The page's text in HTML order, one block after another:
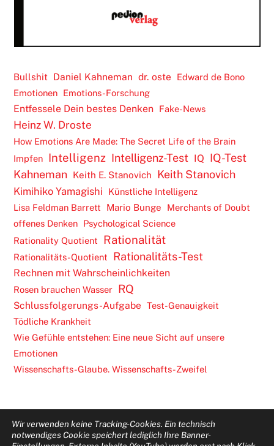
Bullshit Daniel Kahneman dr. oste
Edward de Bono
Emotionen Emotions-Forschung
Entfessele Dein bestes Denken Fake-News
Heinz W. Droste
How Emotions Are Made: The Secret Life of the Brain
Impfen Intelligenz Intelligenz-Test IQ IQ-Test
Kahneman Keith E. Stanovich Keith Stanovich
Kimihiko Yamagishi
Künstliche Intelligenz
Lisa Feldman Barrett
Mario Bunge
Merchants of Doubt
offenes Denken Psychological Science
Rationality Quotient
Rationalität
Rationalitäts-Quotient Rationalitäts-Test
Rechnen mit Wahrscheinlichkeiten
Rosen brauchen Wasser RQ
Schlussfolgerungs-Aufgabe
Test-Genauigkeit
Tödliche Krankheit
Wie Gefühle entstehen: Eine neue Sicht auf unsere
Emotionen
Wissenschafts-Glaube. Wissenschafts-Zweifel
Wir verwenden keine Tracking-Cookies. Ein technisch
notwendiges Cookie speichert lediglich Ihre Banner-